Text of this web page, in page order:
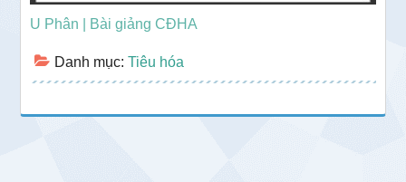
U Phân | Bài giảng CĐHA
Danh mục:Tiêu hóa